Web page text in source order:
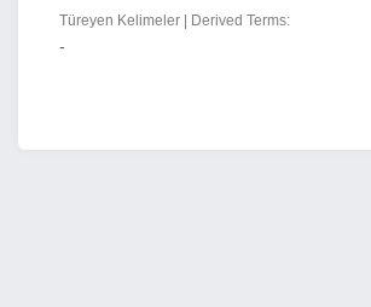
Türeyen Kelimeler | Derived Terms:
-